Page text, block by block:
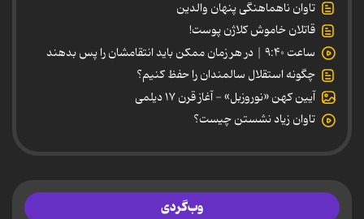
تاوان ناهماهنگی پنهان والدین
قاتلان خاموش کلاژن پوست!
ساعت ۹:۴۰ | در هر زمان ممکن باید انتقامشان را پس بدهند
چگونه استقلال سالمندان را حفظ کنیم؟
آیین کهن «نوروزبل» - آغاز قرن ۱۷ دیلمی
تاوان زیاد نشستن چیست؟
وب‌گردی